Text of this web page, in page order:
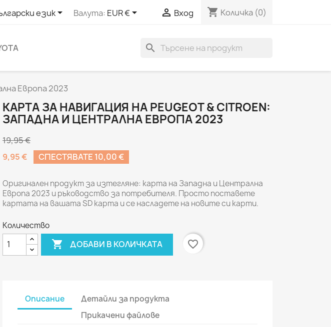
език Валута: EUR €  Вход shopping_cart Количка (0)
search
Европа 2023
КАРТА ЗА НАВИГАЦИЯ НА PEUGEOT & CITROEN:
ЗАПАДНА И ЦЕНТРАЛНА ЕВРОПА 2023
19,95 €
9,95 €
СПЕСТЯВАТЕ 10,00 €
Оригинален продукт за изтегляне: карта на Западна и Централна
Европа 2023 и ръководство за потребителя. Просто поставете
картата на вашата SD карта и се насладете на новите си карти.
Количество
 ДОБАВИ В КОЛИЧКАТА favorite_border
Описание
Детайли за продукта
Прикачени файлове